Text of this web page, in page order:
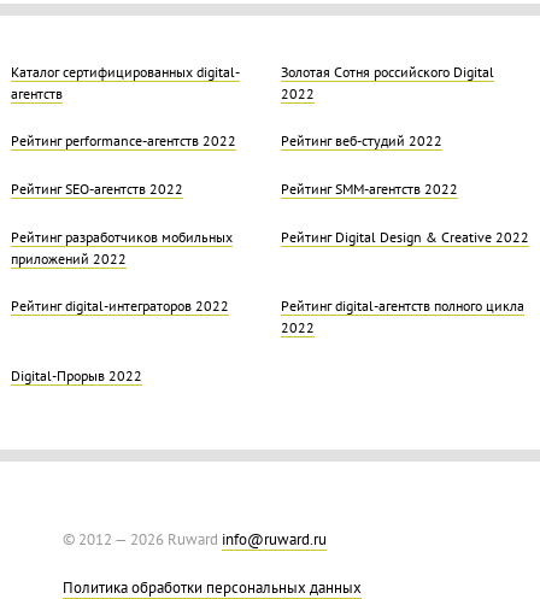
Каталог сертифицированных digital-
агентств
Золотая Cотня российского Digital
2022
Рейтинг performance-агентств 2022 Рейтинг веб-студий 2022
Рейтинг SEO-агентств 2022 Рейтинг SMM-агентств 2022
Рейтинг разработчиков мобильных
приложений 2022
Рейтинг Digital Design & Creative 2022
Рейтинг digital-интеграторов 2022
Рейтинг digital-агентств полного цикла
2022
Digital-Прорыв 2022
© 2012 — 2026 Ruward info@ruward.ru
Политика обработки персональных данных